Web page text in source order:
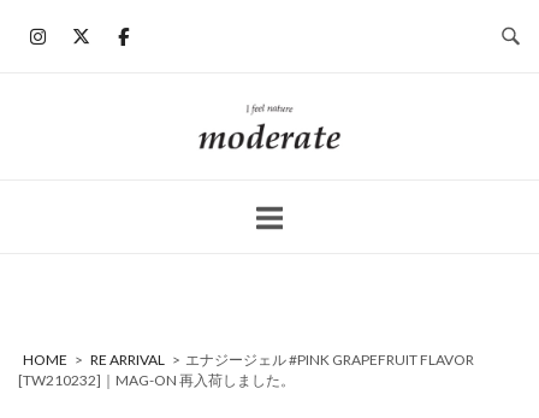
ホ
ー
HOME > RE ARRIVAL > エナジージェル #PINK GRAPEFRUIT FLAVOR
[TW210232]｜MAG-ON 再入荷しました。